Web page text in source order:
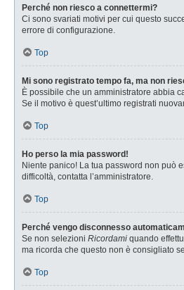
Perché non riesco a connettermi?
Ci sono svariati motivi per cui questo
errore di configurazione.
Top
Mi sono registrato tempo fa, ma non
È possibile che un amministratore abbia
Se il motivo è quest’ultimo registrati
Top
Ho perso la mia password!
Niente panico! La tua password non può
difficoltà, contatta l’amministratore.
Top
Perché vengo disconnesso
Se non selezioni Ricordami quando
ma ricorda che questo non è consigliato
Top